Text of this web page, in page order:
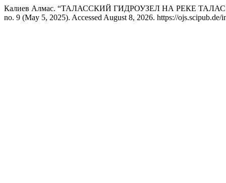
Калиев Алмас. “ТАЛАССКИЙ ГИДРОУЗЕЛ НА РЕКЕ
no. 9 (May 5, 2025). Accessed August 8, 2026. https://